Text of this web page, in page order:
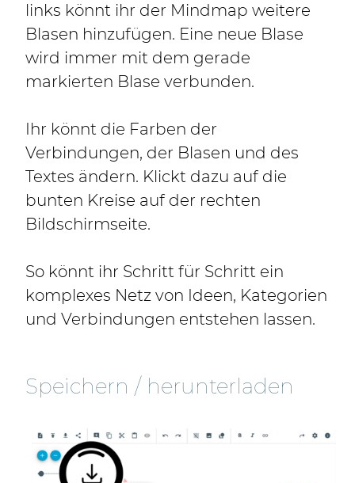
links könnt ihr der Mindmap weitere
Blasen hinzufügen. Eine neue Blase
wird immer mit dem gerade
markierten Blase verbunden.
Ihr könnt die Farben der
Verbindungen, der Blasen und des
Textes ändern. Klickt dazu auf die
bunten Kreise auf der rechten
Bildschirmseite.
So könnt ihr Schritt für Schritt ein
komplexes Netz von Ideen, Kategorien
und Verbindungen entstehen lassen.
Speichern / herunterladen